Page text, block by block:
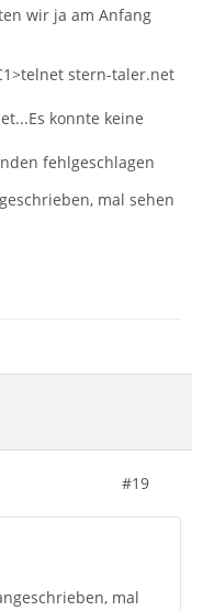
wir ja am Anfang
stern-taler.net
konnte keine
fehlgeschlagen
mal sehen
#19
mal